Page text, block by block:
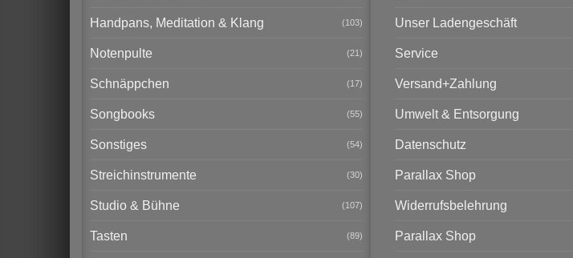
Handpans, Meditation & Klang (103)
Notenpulte (21)
Schnäppchen (17)
Songbooks (55)
Sonstiges (54)
Streichinstrumente (30)
Studio & Bühne (107)
Tasten (89)
Unser Ladengeschäft
Service
Versand+Zahlung
Umwelt & Entsorgung
Datenschutz
Parallax Shop
Widerrufsbelehrung
Parallax Shop